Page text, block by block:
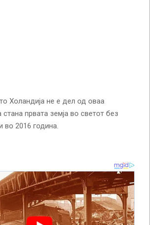
Холандија не е дел од оваа
стана првата земја во светот без
во 2016 година.